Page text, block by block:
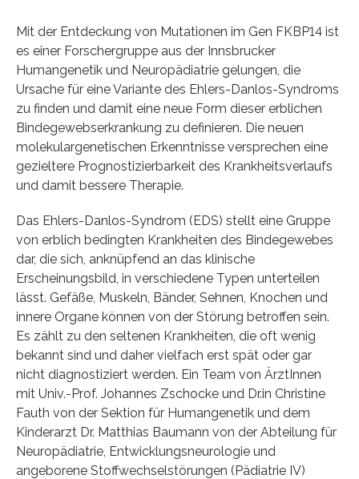
Mit der Entdeckung von Mutationen im Gen FKBP14 ist
es einer Forschergruppe aus der Innsbrucker
Humangenetik und Neuropädiatrie gelungen, die
Ursache für eine Variante des Ehlers-Danlos-Syndroms
zu finden und damit eine neue Form dieser erblichen
Bindegewebserkrankung zu definieren. Die neuen
molekulargenetischen Erkenntnisse versprechen eine
gezieltere Prognostizierbarkeit des Krankheitsverlaufs
und damit bessere Therapie.
Das Ehlers-Danlos-Syndrom (EDS) stellt eine Gruppe
von erblich bedingten Krankheiten des Bindegewebes
dar, die sich, anknüpfend an das klinische
Erscheinungsbild, in verschiedene Typen unterteilen
lässt. Gefäße, Muskeln, Bänder, Sehnen, Knochen und
innere Organe können von der Störung betroffen sein.
Es zählt zu den seltenen Krankheiten, die oft wenig
bekannt sind und daher vielfach erst spät oder gar
nicht diagnostiziert werden. Ein Team von ÄrztInnen
mit Univ.-Prof. Johannes Zschocke und Dr.in Christine
Fauth von der Sektion für Humangenetik und dem
Kinderarzt Dr. Matthias Baumann von der Abteilung für
Neuropädiatrie, Entwicklungsneurologie und
angeborene Stoffwechselstörungen (Pädiatrie IV)